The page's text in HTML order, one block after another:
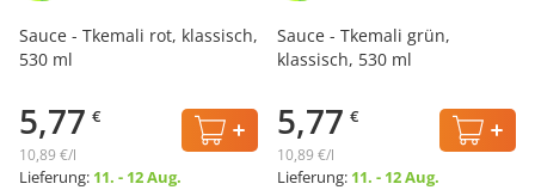
Sauce - Tkemali rot, klassisch,
530 ml
5,77 €
10,89 €/l
Lieferung: 11. - 12 Aug.
Sauce - Tkemali grün,
klassisch, 530 ml
5,77 €
10,89 €/l
Lieferung: 11. - 12 Aug.